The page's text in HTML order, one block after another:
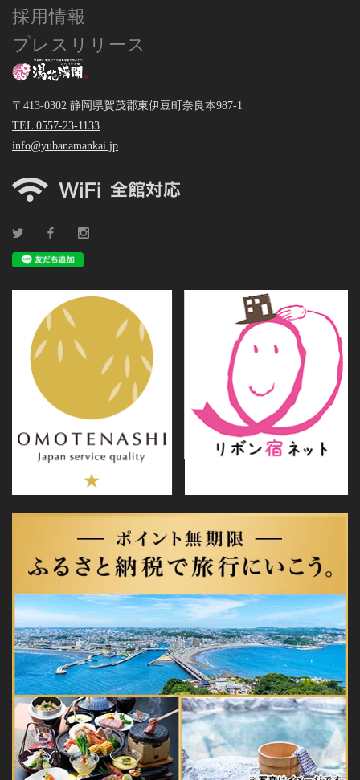
採用情報
プレスリリース
〒413-0302 静岡県賀茂郡東伊豆町奈良本987-1
TEL 0557-23-1133
info@yubanamankai.jp